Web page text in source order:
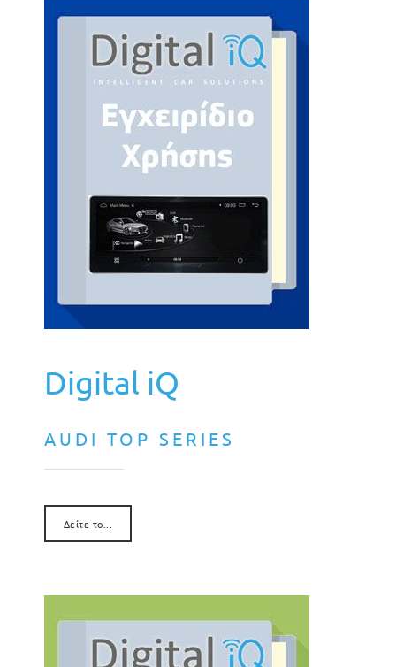
Digital iQ
AUDI TOP SERIES
Δείτε το...